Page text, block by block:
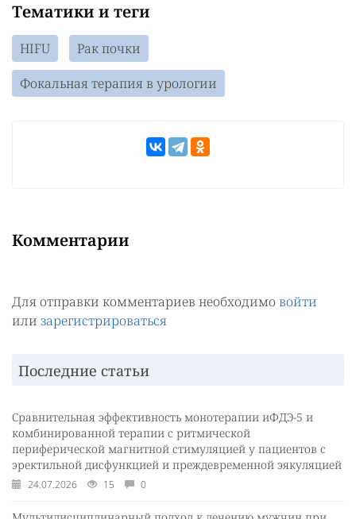
Тематики и теги
HIFU
Рак почки
Фокальная терапия в урологии
Комментарии
Для отправки комментариев необходимо войти
или зарегистрироваться
Последние статьи
Сравнительная эффективность монотерапии иФДЭ-5 и
комбинированной терапии с ритмической
периферической магнитной стимуляцией у пациентов с
эректильной дисфункцией и преждевременной эякуляцией
24.07.2026 15 0